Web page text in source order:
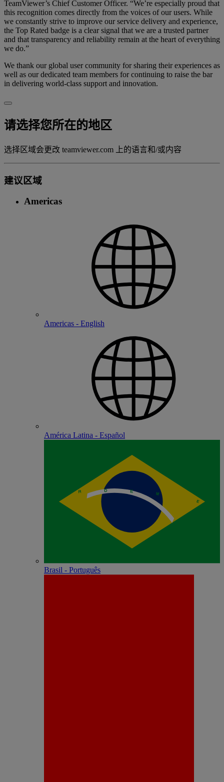
TeamViewer’s Chief Customer Officer. “We’re especially proud that
this recognition comes directly from the voices of our users. While
we constantly strive to improve our service delivery and experience,
the Top Rated badge is a clear signal that we are a trusted partner
and that transparency and reliability remain at the heart of everything
we do.”
We thank our global user community for sharing their experiences as
well as our dedicated team members for continuing to raise the bar
in delivering world-class support and innovation.
请选择您所在的地区
选择区域会更改 teamviewer.com 上的语言和/或内容
建议区域
Americas
Americas - English
América Latina - Español
Brasil - Português